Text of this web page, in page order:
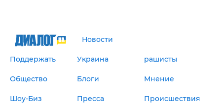
Новости
Поддержать Украина рашисты
Общество Блоги Мнение
Шоу-Биз Пресса Происшествия